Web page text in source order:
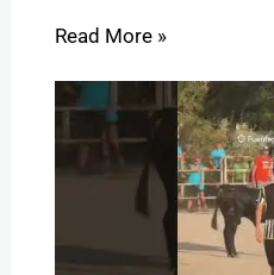
Read More »